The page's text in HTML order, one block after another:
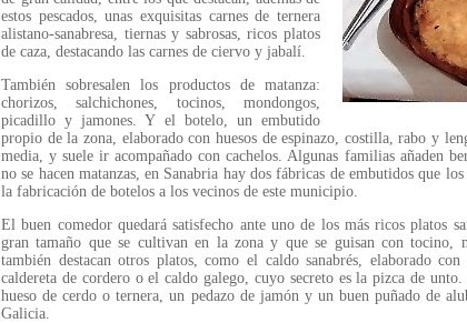
estos pescados, unas exquisitas carnes de ternera
alistano-sanabresa, tiernas y sabrosas, ricos platos
de caza, destacando las carnes de ciervo y jabalí.
También sobresalen los productos de matanza:
chorizos, salchichones, tocinos, mondongos,
picadillo y jamones. Y el botelo, un embutido
propio de la zona, elaborado con huesos de espinazo, costilla, rabo y
media, y suele ir acompañado con cachelos. Algunas familias añaden
no se hacen matanzas, en Sanabria hay dos fábricas de embutidos que
la fabricación de botelos a los vecinos de este municipio.
El buen comedor quedará satisfecho ante uno de los más ricos platos
gran tamaño que se cultivan en la zona y que se guisan con tocino,
también destacan otros platos, como el caldo sanabrés, elaborado
caldereta de cordero o el caldo galego, cuyo secreto es la pizca de
hueso de cerdo o ternera, un pedazo de jamón y un buen puñado de
Galicia.